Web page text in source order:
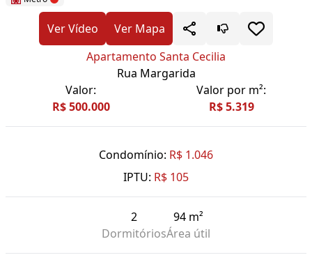
Ver Vídeo
Ver Mapa
Apartamento Santa Cecilia
Rua Margarida
Valor:
R$ 500.000
Valor por m²:
R$ 5.319
Condomínio: R$ 1.046
IPTU: R$ 105
2
Dormitórios
94 m²
Área útil